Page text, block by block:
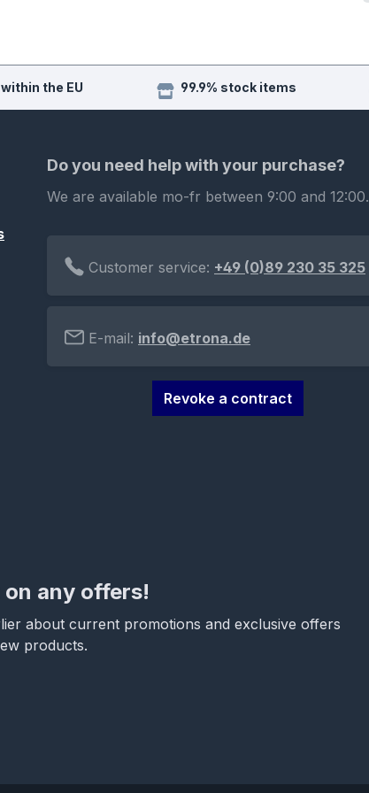
the EU 99.9% stock items
Do you need help with your purchase?
We are available mo-fr between 9:00 and 12:00.
Customer service: +49 (0)89 230 35 325
E-mail: info@etrona.de
Revoke a contract
any offers!
about current promotions and exclusive offers
products.